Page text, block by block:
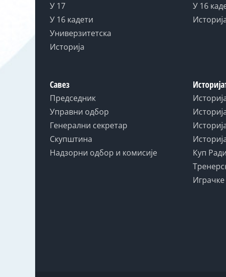
У 17
У 16 кадети
Универзитетска
Историја
Савез
Председник
Управни одбор
Генерални секретар
Скупштина
Надзорни одбор и комисије
У 16
Куп